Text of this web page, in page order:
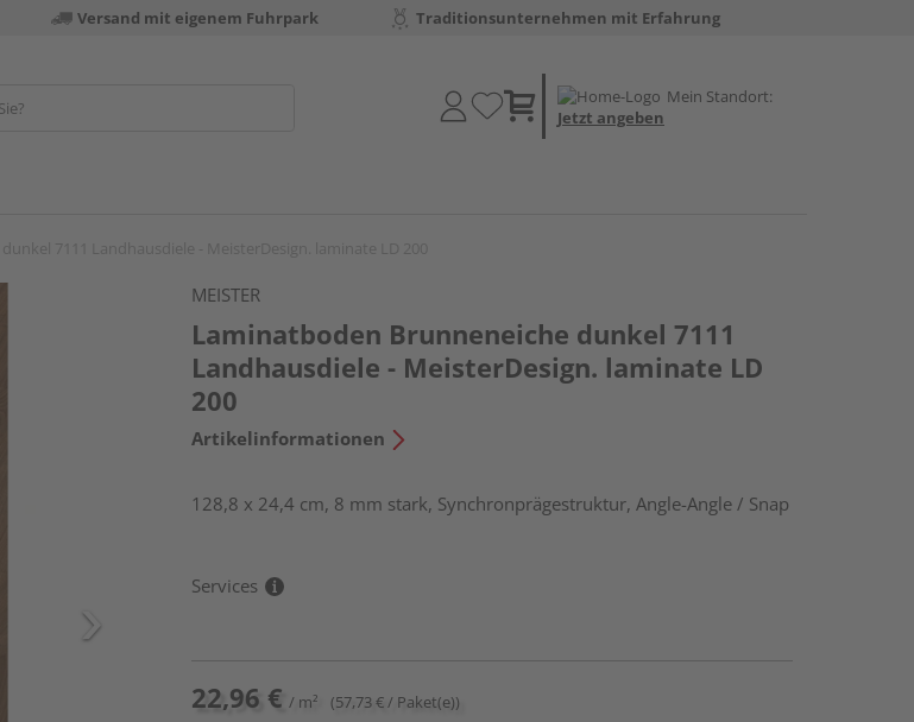
Versand mit eigenem Fuhrpark Traditionsunternehmen mit Erfahrung
Mein Standort:
Jetzt angeben
MEISTER
Laminatboden Brunneneiche dunkel 7111
Landhausdiele - MeisterDesign. laminate LD
200
Artikelinformationen
128,8 x 24,4 cm, 8 mm stark, Synchronprägestruktur, Angle-Angle / Snap
Services
22,96 € / m² (57,73 € / Paket(e))